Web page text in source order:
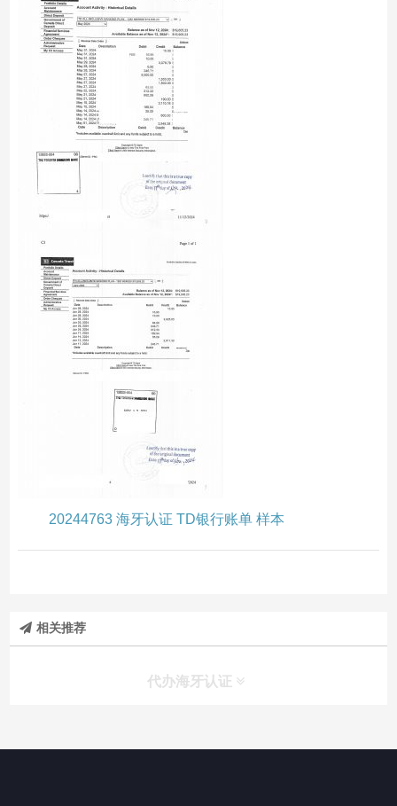
20244763 海牙认证 TD银行账单 样本
相关推荐
代办海牙认证